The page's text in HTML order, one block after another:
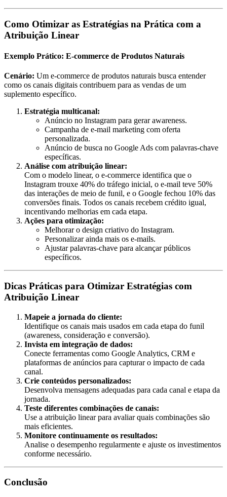
Como Otimizar as Estratégias na Prática com a
Atribuição Linear
Exemplo Prático: E-commerce de Produtos Naturais
Cenário: Um e-commerce de produtos naturais busca entender
como os canais digitais contribuem para as vendas de um
suplemento específico.
Estratégia multicanal:
Anúncio no Instagram para gerar awareness.
Campanha de e-mail marketing com oferta
personalizada.
Anúncio de busca no Google Ads com palavras-chave
específicas.
Análise com atribuição linear:
Com o modelo linear, o e-commerce identifica que o
Instagram trouxe 40% do tráfego inicial, o e-mail teve 50%
das interações de meio de funil, e o Google fechou 10% das
conversões finais. Todos os canais recebem crédito igual,
incentivando melhorias em cada etapa.
Ações para otimização:
Melhorar o design criativo do Instagram.
Personalizar ainda mais os e-mails.
Ajustar palavras-chave para alcançar públicos
específicos.
Dicas Práticas para Otimizar Estratégias com
Atribuição Linear
Mapeie a jornada do cliente:
Identifique os canais mais usados em cada etapa do funil
(awareness, consideração e conversão).
Invista em integração de dados:
Conecte ferramentas como Google Analytics, CRM e
plataformas de anúncios para capturar o impacto de cada
canal.
Crie conteúdos personalizados:
Desenvolva mensagens adequadas para cada canal e etapa da
jornada.
Teste diferentes combinações de canais:
Use a atribuição linear para avaliar quais combinações são
mais eficientes.
Monitore continuamente os resultados:
Analise o desempenho regularmente e ajuste os investimentos
conforme necessário.
Conclusão